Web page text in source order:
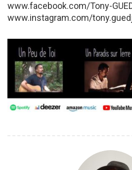
www.facebook.com/Tony-
www.instagram.com/